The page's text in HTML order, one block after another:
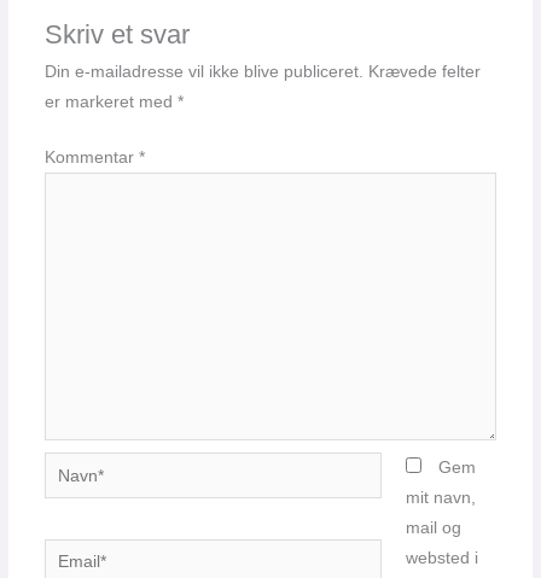
Skriv et svar
Din e-mailadresse vil ikke blive publiceret. Krævede felter
er markeret med *
Kommentar *
Navn*
Email*
Gem
mit navn,
mail og
websted i